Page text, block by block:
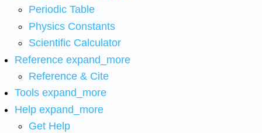
Periodic Table
Physics Constants
Scientific Calculator
Reference expand_more
Reference & Cite
Tools expand_more
Help expand_more
Get Help